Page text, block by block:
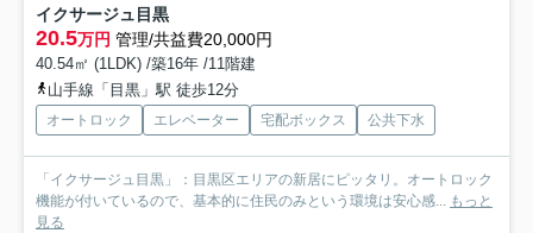
イクサージュ目黒
20.5万円 管理/共益費20,000円
40.54㎡ (1LDK) /築16年 /11階建
山手線「目黒」駅 徒歩12分
オートロック エレベーター 宅配ボックス 公共下水
「イクサージュ目黒」：目黒区エリアの新居にピッタリ。オートロック
機能が付いているので、基本的に住民のみという環境は安心感... もっと
見る